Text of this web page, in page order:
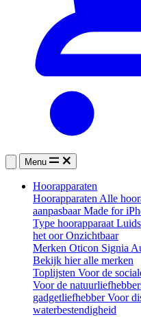
Menu
Hoorapparaten
Hoorapparaten Alle
aanpasbaarMade for
Type hoorapparaat
het oorOnzichtbaar
Merken Oticon Signia
Bekijk hier alle merken
Toplijsten Voor de
Voor de
gadgetliefhebberVoor
waterbestendigheid